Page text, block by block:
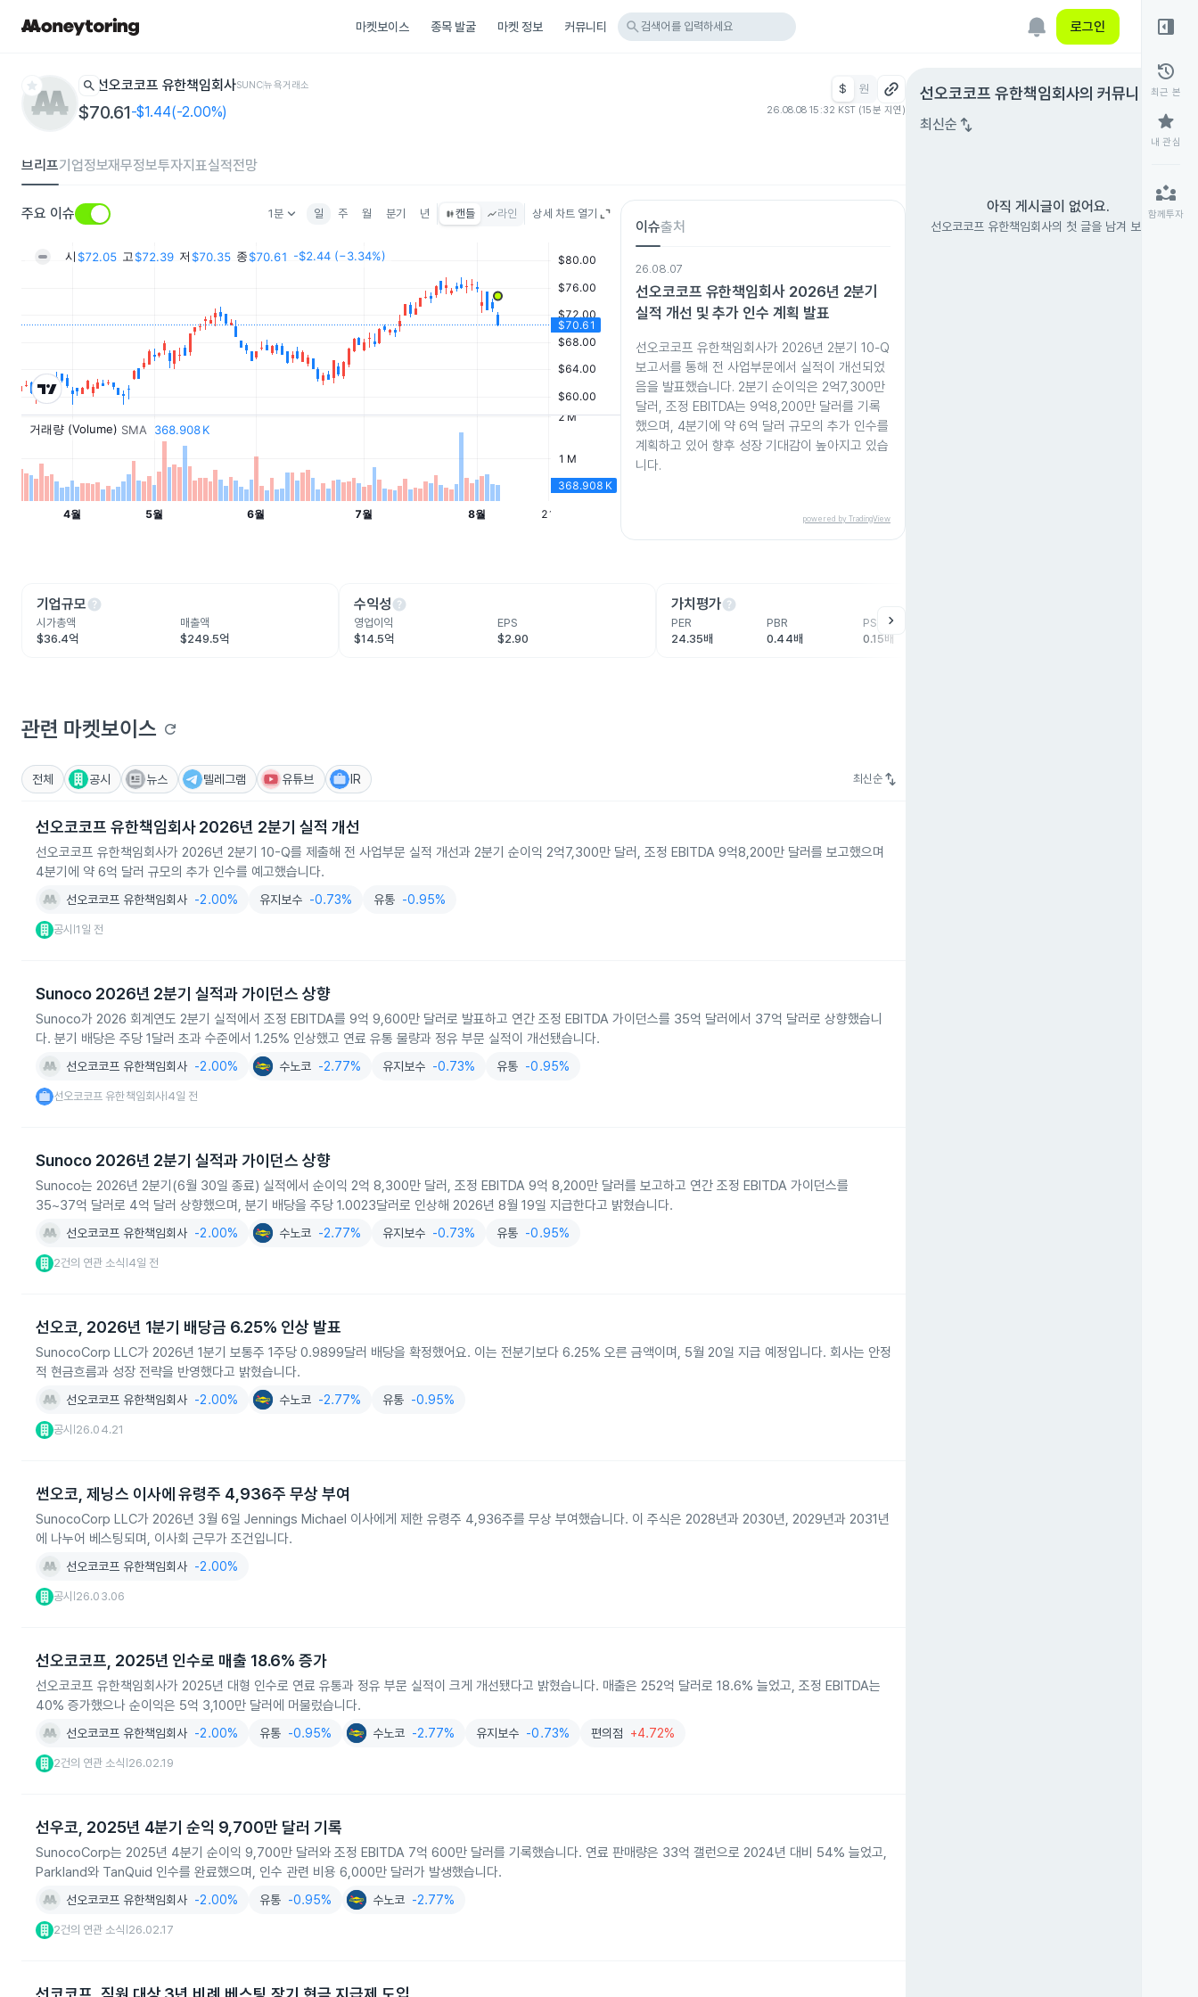
마켓보이스 종목 발굴 마켓 정보 커뮤니티 search 검색어를 입력하세요 로그인
star search 선오코코프 유한책임회사SUNC뉴욕거래소
$70.61-$1.44(-2.00%)
$ 원
26.08.08 15:32 KST (15분 지연)
브리프기업정보재무정보투자지표실적전망
주요 이슈 1분keyboard_arrow_down 일 주 월 분기 년 캔들 라인 상세 차트 열기
이슈출처
26.08.07
선오코코프 유한책임회사 2026년 2분기
실적 개선 및 추가 인수 계획 발표
선오코코프 유한책임회사가 2026년 2분기 10-Q
보고서를 통해 전 사업부문에서 실적이 개선되었
음을 발표했습니다. 2분기 순이익은 2억7,300만
달러, 조정 EBITDA는 9억8,200만 달러를 기록
했으며, 4분기에 약 6억 달러 규모의 추가 인수를
계획하고 있어 향후 성장 기대감이 높아지고 있습
니다.
powered by TradingView
기업규모help
시가총액
$36.4억
매출액
$249.5억
수익성help
영업이익
$14.5억
EPS
$2.90
가치평가help
PER
24.35배
PBR
0.44배
PSR
0.15배
chevron_right
관련 마켓보이스 refresh
전체 공시 뉴스 텔레그램 유튜브 IR 최신순 swap_vert
선오코코프 유한책임회사 2026년 2분기 실적 개선
선오코코프 유한책임회사가 2026년 2분기 10-Q를 제출해 전 사업부문 실적 개선과 2분기 순이익 2억7,300만 달러, 조정 EBITDA 9억8,200만 달러를 보고했으며
4분기에 약 6억 달러 규모의 추가 인수를 예고했습니다.
선오코코프 유한책임회사 -2.00% 유지보수 -0.73% 유통 -0.95%
공시 |1일 전
Sunoco 2026년 2분기 실적과 가이던스 상향
Sunoco가 2026 회계연도 2분기 실적에서 조정 EBITDA를 9억 9,600만 달러로 발표하고 연간 조정 EBITDA 가이던스를 35억 달러에서 37억 달러로 상향했습니
다. 분기 배당은 주당 1달러 초과 수준에서 1.25% 인상했고 연료 유통 물량과 정유 부문 실적이 개선됐습니다.
선오코코프 유한책임회사 -2.00% 수노코 -2.77% 유지보수 -0.73% 유통 -0.95%
선오코코프 유한책임회사| 4일 전
Sunoco 2026년 2분기 실적과 가이던스 상향
Sunoco는 2026년 2분기(6월 30일 종료) 실적에서 순이익 2억 8,300만 달러, 조정 EBITDA 9억 8,200만 달러를 보고하고 연간 조정 EBITDA 가이던스를
35~37억 달러로 4억 달러 상향했으며, 분기 배당을 주당 1.0023달러로 인상해 2026년 8월 19일 지급한다고 밝혔습니다.
선오코코프 유한책임회사 -2.00% 수노코 -2.77% 유지보수 -0.73% 유통 -0.95%
2건의 연관 소식 4일 전
선오코, 2026년 1분기 배당금 6.25% 인상 발표
SunocoCorp LLC가 2026년 1분기 보통주 1주당 0.9899달러 배당을 확정했어요. 이는 전분기보다 6.25% 오른 금액이며, 5월 20일 지급 예정입니다. 회사는 안정
적 현금흐름과 성장 전략을 반영했다고 밝혔습니다.
선오코코프 유한책임회사 -2.00% 수노코 -2.77% 유통 -0.95%
공시 26.04.21
썬오코, 제닝스 이사에 유령주 4,936주 무상 부여
SunocoCorp LLC가 2026년 3월 6일 Jennings Michael 이사에게 제한 유령주 4,936주를 무상 부여했습니다. 이 주식은 2028년과 2030년, 2029년과 2031년
에 나누어 베스팅되며, 이사회 근무가 조건입니다.
선오코코프 유한책임회사 -2.00%
공시 26.03.06
선오코코프, 2025년 인수로 매출 18.6% 증가
선오코코프 유한책임회사가 2025년 대형 인수로 연료 유통과 정유 부문 실적이 크게 개선됐다고 밝혔습니다. 매출은 252억 달러로 18.6% 늘었고, 조정 EBITDA는
40% 증가했으나 순이익은 5억 3,100만 달러에 머물렀습니다.
선오코코프 유한책임회사 -2.00% 유통 -0.95% 수노코 -2.77% 유지보수 -0.73% 편의점 +4.72%
2건의 연관 소식 26.02.19
선우코, 2025년 4분기 순익 9,700만 달러 기록
SunocoCorp는 2025년 4분기 순이익 9,700만 달러와 조정 EBITDA 7억 600만 달러를 기록했습니다. 연료 판매량은 33억 갤런으로 2024년 대비 54% 늘었고,
Parkland와 TanQuid 인수를 완료했으며, 인수 관련 비용 6,000만 달러가 발생했습니다.
선오코코프 유한책임회사 -2.00% 유통 -0.95% 수노코 -2.77%
2건의 연관 소식 26.02.17
선오코코프 유한책임회사의 커뮤니티expand_circle_right
최신순 swap_vert
아직 게시글이 없어요.
선오코코프 유한책임회사의 첫 글을 남겨 보세요.
right_panel_open
history
최근 본
star
내 관심
partner_exchange
함께투자